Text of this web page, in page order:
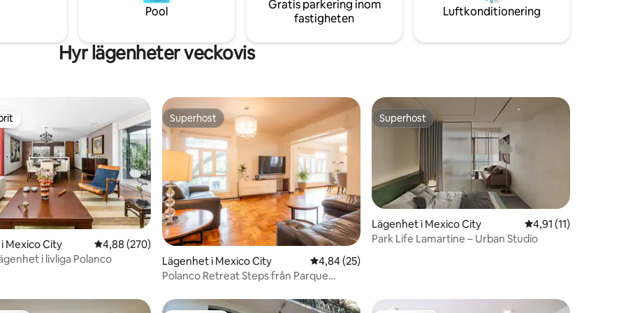
Polancos urbana
restauranger i landet och Lincoln Park
bara några steg.
byggnaden några spektakulära
gemensamma utrymmen.
Pool
Gratis parkering inom
fastigheten
Luftkonditionering
Hyr lägenheter veckovis
betyg, 6 omdömen
Mexico City 4,88 av 5 i genomsnittligt betyg, 270 omdömen
4,88 (270)
i livliga Polanco
Superhost
Superhost
Lägenhet i Mexico City 4,84 av 5 i genomsnittligt betyg, 25 omdömen
4,84 (25)
Polanco Retreat Steps från Parque
Superhost
Superhost
Lägenhet i Mexico City 4,91 av 5 i
4,91 (11)
Park Life Lamartine – Urban Studio